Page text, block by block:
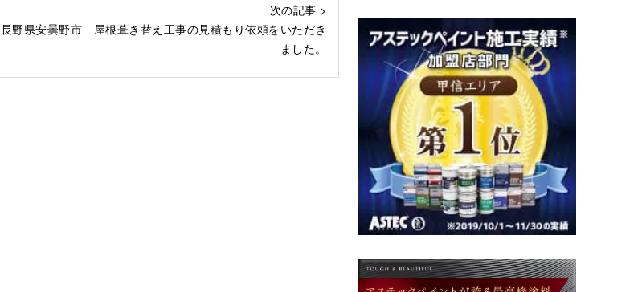
次の記事 >
長野県安曇野市 屋根葺き替え工事の見積もり依頼をいただき
ました。